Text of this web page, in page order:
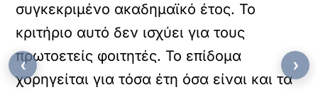
συγκεκριμένο ακαδημαϊκό έτος. Το
κριτήριο αυτό δεν ισχύει για τους
πρωτοετείς φοιτητές. Το επίδομα
χορηγείται για τόσα έτη όσα είναι και τα
‹ ›